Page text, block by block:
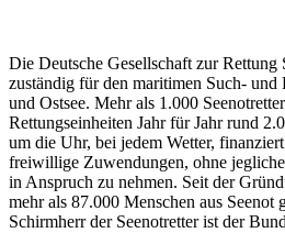
Die Deutsche Gesellschaft zur
zuständig für den maritimen Such- und
und Ostsee. Mehr als 1.000
Rettungseinheiten Jahr für Jahr rund
um die Uhr, bei jedem Wetter,
freiwillige Zuwendungen, ohne
in Anspruch zu nehmen. Seit der
mehr als 87.000 Menschen aus Seenot
Schirmherr der Seenotretter ist der